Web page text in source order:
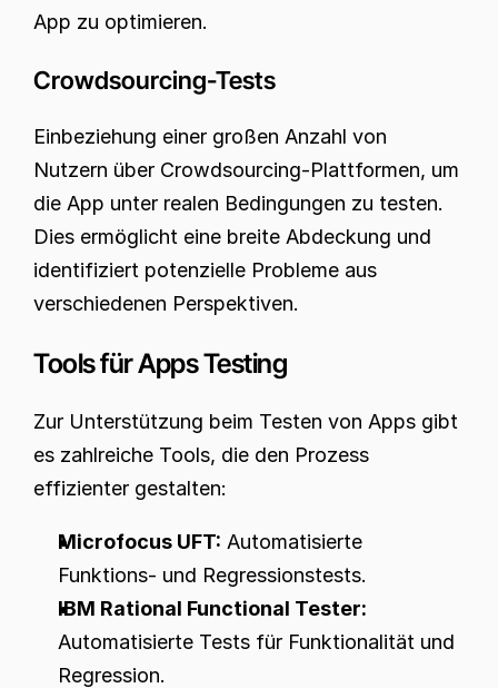
App zu optimieren.
Crowdsourcing-Tests
Einbeziehung einer großen Anzahl von
Nutzern über Crowdsourcing-Plattformen, um
die App unter realen Bedingungen zu testen.
Dies ermöglicht eine breite Abdeckung und
identifiziert potenzielle Probleme aus
verschiedenen Perspektiven.
Tools für Apps Testing
Zur Unterstützung beim Testen von Apps gibt
es zahlreiche Tools, die den Prozess
effizienter gestalten:
Microfocus UFT: Automatisierte
Funktions- und Regressionstests.
IBM Rational Functional Tester:
Automatisierte Tests für Funktionalität und
Regression.